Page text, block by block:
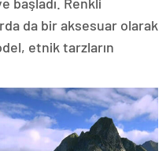
da bir aksesuar olarak
etnik tarzların